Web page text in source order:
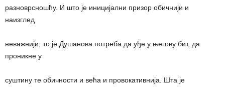
разноврсношћу. И што је иницијални призор обичнији и
наизглед
неважнији, то је Душанова потреба да уђе у његову бит, да
проникне у
суштину те обичности и већа и провокативнија. Шта је